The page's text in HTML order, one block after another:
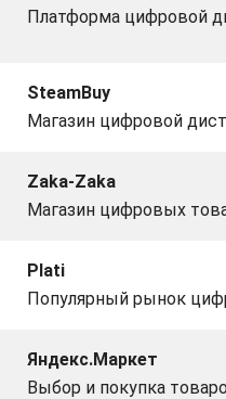
Платформа цифровой
SteamBuy
Магазин цифровой
Zaka-Zaka
Магазин цифровых
Plati
Популярный рынок
Яндекс.Маркет
Выбор и покупка